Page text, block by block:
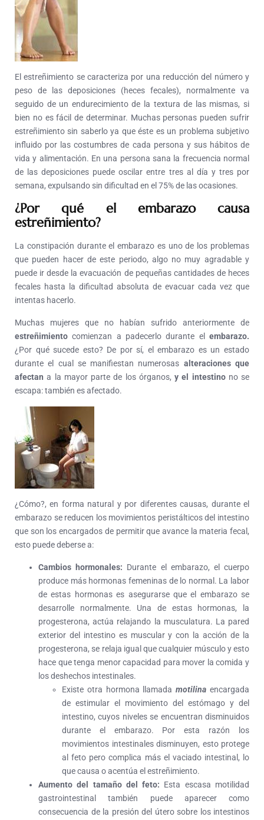
El estreñimiento se caracteriza por una reducción del número y
peso de las deposiciones (heces fecales), normalmente va
seguido de un endurecimiento de la textura de las mismas, si
bien no es fácil de determinar. Muchas personas pueden sufrir
estreñimiento sin saberlo ya que éste es un problema subjetivo
influido por las costumbres de cada persona y sus hábitos de
vida y alimentación. En una persona sana la frecuencia normal
de las deposiciones puede oscilar entre tres al día y tres por
semana, expulsando sin dificultad en el 75% de las ocasiones.
¿Por qué el embarazo causa
estreñimiento?
La constipación durante el embarazo es uno de los problemas
que pueden hacer de este periodo, algo no muy agradable y
puede ir desde la evacuación de pequeñas cantidades de heces
fecales hasta la dificultad absoluta de evacuar cada vez que
intentas hacerlo.
Muchas mujeres que no habían sufrido anteriormente de
estreñimientocomienzan a padecerlo durante elembarazo.
¿Por qué sucede esto? De por sí, el embarazo es un estado
durante el cual se manifiestan numerosas alteraciones que
afectan a la mayor parte de los órganos, y el intestinono se
escapa: también es afectado.
¿Cómo?, en forma natural y por diferentes causas, durante el
embarazo se reducen los movimientos peristálticos del intestino
que son los encargados de permitir que avance la materia fecal,
esto puede deberse a:
Cambios hormonales: Durante el embarazo, el cuerpo
produce más hormonas femeninas de lo normal. La labor
de estas hormonas es asegurarse que el embarazo se
desarrolle normalmente. Una de estas hormonas, la
progesterona, actúa relajando la musculatura. La pared
exterior del intestino es muscular y con la acción de la
progesterona, se relaja igual que cualquier músculo y esto
hace que tenga menor capacidad para mover la comida y
los deshechos intestinales.
Existe otra hormona llamadamotilinaencargada
de estimular el movimiento del estómago y del
intestino, cuyos niveles se encuentran disminuidos
durante el embarazo. Por esta razón los
movimientos intestinales disminuyen, esto protege
al feto pero complica más el vaciado intestinal, lo
que causa o acentúa el estreñimiento.
Aumento del tamaño del feto: Esta escasa motilidad
gastrointestinal también puede aparecer como
consecuencia de la presión del útero sobre los intestinos